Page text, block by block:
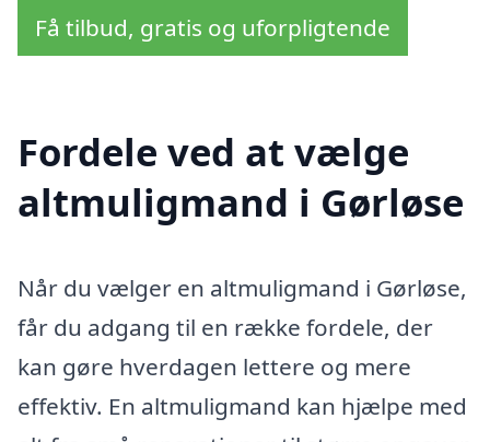
Få tilbud, gratis og uforpligtende
Fordele ved at vælge
altmuligmand i Gørløse
Når du vælger en altmuligmand i Gørløse,
får du adgang til en række fordele, der
kan gøre hverdagen lettere og mere
effektiv. En altmuligmand kan hjælpe med